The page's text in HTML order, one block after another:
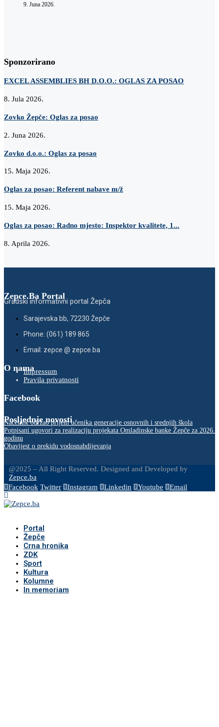
9. Juna 2026.
Sponzorirano
EXCEL ASSEMBLIES BH D.O.O.: OGLAS ZA POSAO
8. Jula 2026.
Zovko Žepče: Oglas za posao
2. Juna 2026.
Zovko d.o.o.: Oglas za posao
15. Maja 2026.
Oglas za posao: Referent nabave m/ž
15. Maja 2026.
Oglas za posao: Radno mjesto: Inspektor kvalitete, 1...
8. Aprila 2026.
Zepce.Ba Portal
Gradski informativni portal Žepča
Sarajevska bb, 72230 Žepče
Phone: (061) 189 865
Email: zepce @ zepce.ba
O namaImpressum
Pravila privatnosti
Facebook
Posljednje novosti
Načelnik održao prijem učenika generacije osnovnih i srednjih škola
Potpisani ugovori za realizaciju projekata Omladinske banke Žepče za 2026.
godinu
Obavijest o prekidu vodosnabdijevanja
@2025 – All Right Reserved. Designed and Developed by
Zepce.ba
Facebook Twitter Instagram Linkedin Youtube Email
Portal
Žepče
Crna hronika
ZDK
Sport
Kultura
Kolumne
In memoriam